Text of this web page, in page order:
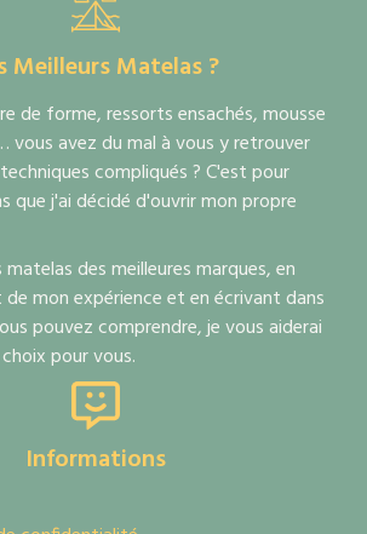
Meilleurs Matelas ?
de forme, ressorts ensachés, mousse
vous avez du mal à vous y retrouver
compliqués ? C'est pour
que j'ai décidé d'ouvrir mon propre
des meilleures marques, en
mon expérience et en écrivant dans
pouvez comprendre, je vous aiderai
pour vous.
Informations